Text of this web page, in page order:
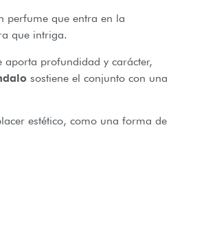
perfume que entra en la
que intriga.
profundidad y carácter,
sostiene el conjunto con una
estético, como una forma de